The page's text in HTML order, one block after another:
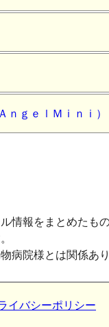
ｎｇｅｌＭｉｎｉ）
情報をまとめたも
病院様とは関係あり
イバシーポリシー